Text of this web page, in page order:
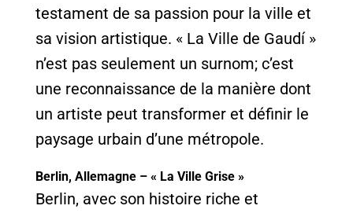
testament de sa passion pour la ville et
sa vision artistique. « La Ville de Gaudí »
n’est pas seulement un surnom; c’est
une reconnaissance de la manière dont
un artiste peut transformer et définir le
paysage urbain d’une métropole.
Berlin, Allemagne – « La Ville Grise »
Berlin, avec son histoire riche et